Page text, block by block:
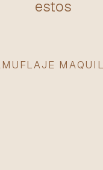
estos